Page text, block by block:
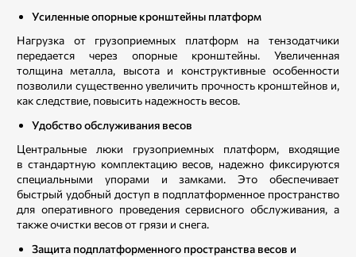
Усиленные опорные кронштейны платформ
Нагрузка от грузоприемных платформ на тензодатчики
передается через опорные кронштейны. Увеличенная
толщина металла, высота и конструктивные особенности
позволили существенно увеличить прочность кронштейнов и,
как следствие, повысить надежность весов.
Удобство обслуживания весов
Центральные люки грузоприемных платформ, входящие
в стандартную комплектацию весов, надежно фиксируются
специальными упорами и замками. Это обеспечивает
быстрый удобный доступ в подплатформенное пространство
для оперативного проведения сервисного обслуживания, а
также очистки весов от грязи и снега.
Защита подплатформенного пространства ве­сов и